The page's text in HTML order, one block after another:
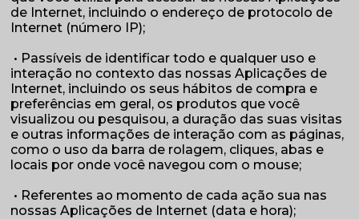
de Internet, incluindo o endereço de protocolo de
Internet (número IP);
• Passíveis de identificar todo e qualquer uso e
interação no contexto das nossas Aplicações de
Internet, incluindo os seus hábitos de compra e
preferências em geral, os produtos que você
visualizou ou pesquisou, a duração das suas visitas
e outras informações de interação com as páginas,
como o uso da barra de rolagem, cliques, abas e
locais por onde você navegou com o mouse;
• Referentes ao momento de cada ação sua nas
nossas Aplicações de Internet (data e hora);